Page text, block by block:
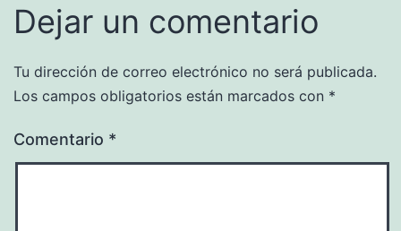
Dejar un comentario
Tu dirección de correo electrónico no será publicada.
Los campos obligatorios están marcados con *
Comentario *